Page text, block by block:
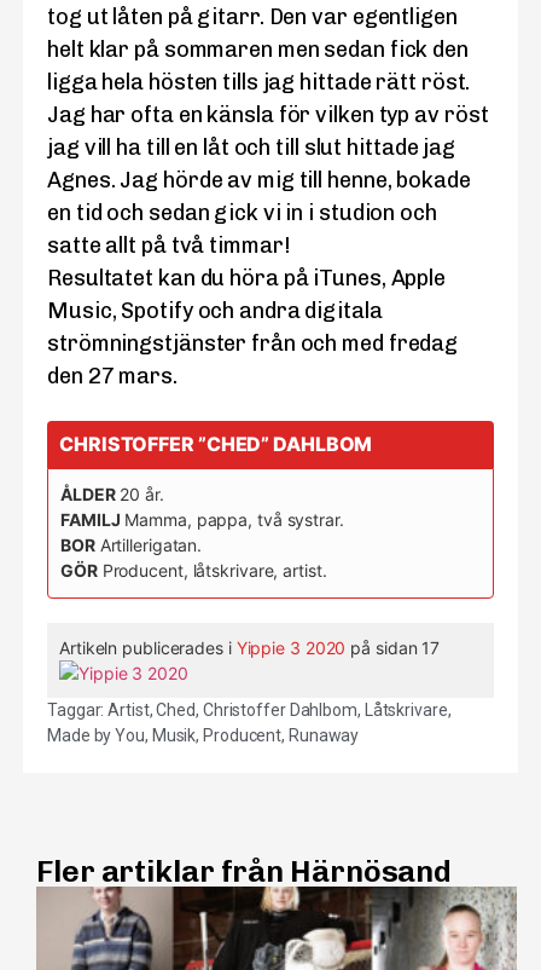
tog ut låten på gitarr. Den var egentligen
helt klar på sommaren men sedan fick den
ligga hela hösten tills jag hittade rätt röst.
Jag har ofta en känsla för vilken typ av röst
jag vill ha till en låt och till slut hittade jag
Agnes. Jag hörde av mig till henne, bokade
en tid och sedan gick vi in i studion och
satte allt på två timmar!
Resultatet kan du höra på iTunes, Apple
Music, Spotify och andra digitala
strömningstjänster från och med fredag
den 27 mars.
CHRISTOFFER ”CHED” DAHLBOM
ÅLDER20 år.
FAMILJ Mamma, pappa, två systrar.
BORArtillerigatan.
GÖRProducent, låtskrivare, artist.
Artikeln publicerades i Yippie 3 2020 på sidan 17
Taggar:Artist,Ched, Christoffer Dahlbom, Låtskrivare,
Made by You, Musik, Producent, Runaway
Fler artiklar från Härnösand